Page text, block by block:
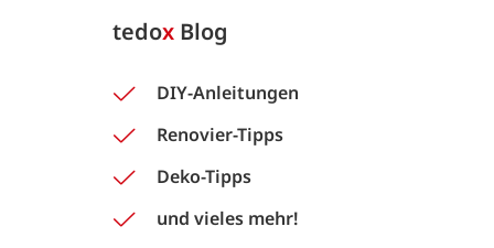
tedox Blog
DIY-Anleitungen
Renovier-Tipps
Deko-Tipps
und vieles mehr!